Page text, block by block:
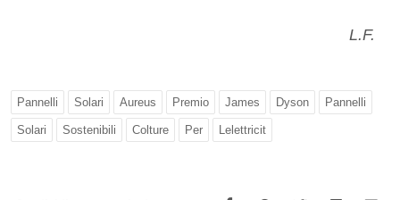
L.F.
Pannelli Solari Aureus Premio James Dyson Pannelli
Solari Sostenibili Colture Per Lelettricit